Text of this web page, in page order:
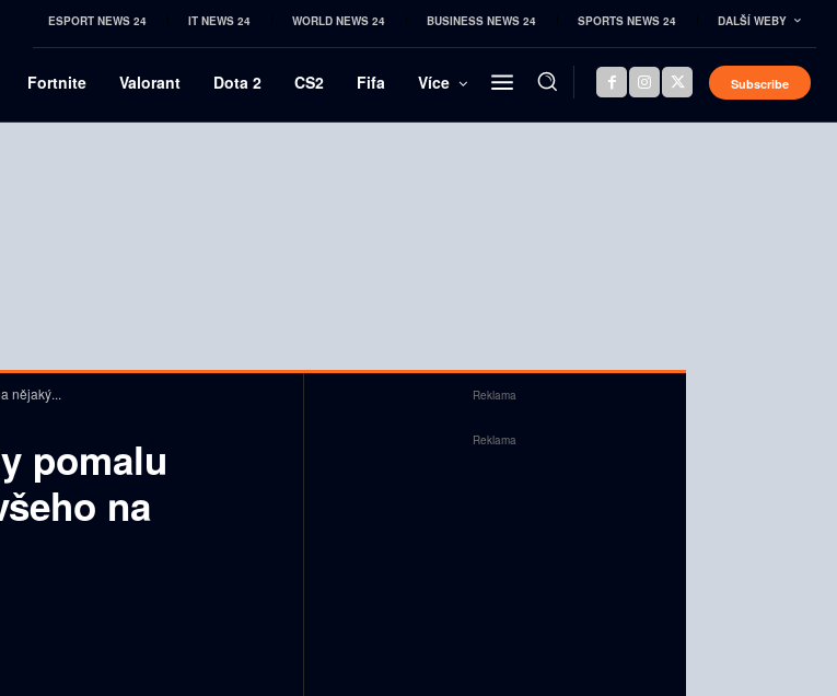
ESPORT NEWS 24 IT NEWS 24 WORLD NEWS 24 BUSINESS NEWS 24 SPORTS NEWS 24 DALŠÍ WEBY
Fortnite Valorant Dota 2 CS2 Fifa Více Subscribe
nějaký...
pomalu
na
Reklama
Reklama